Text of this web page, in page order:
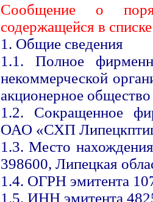
Сообщение о
содержащейся в
1. Общие сведения
1.1. Полное
некоммерческой
акционерное
1.2. Сокращенное
ОАО «СХП
1.3. Место
398600, Липецкая
1.4. ОГРН эмитента
1.5. ИНН эмитента